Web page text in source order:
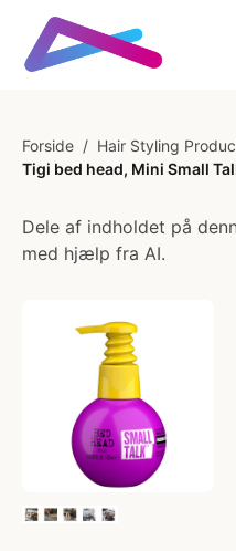
Forside / Hair Styling
Tigi bed head, Mini Small
Dele af indholdet på
med hjælp fra AI.